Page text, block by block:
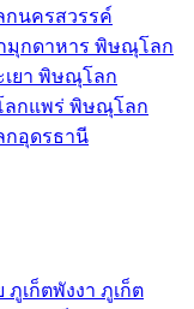
กนครสวรรค์
มุกดาหาร พิษณุโลก
ยา พิษณุโลก
กแพร่ พิษณุโลก
กอุดรธานี
ภูเก็ตพังงา ภูเก็ต